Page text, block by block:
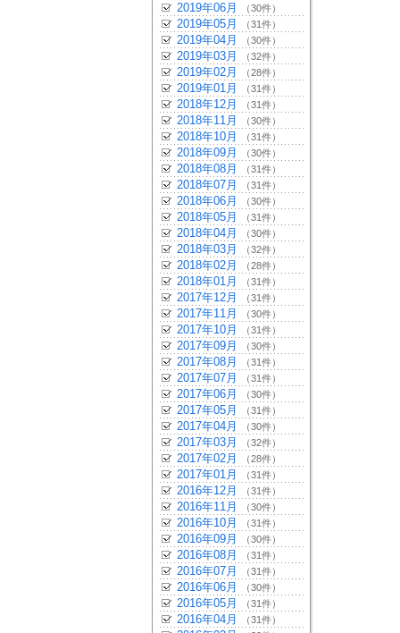
2019年06月 （30件）
2019年05月 （31件）
2019年04月 （30件）
2019年03月 （32件）
2019年02月 （28件）
2019年01月 （31件）
2018年12月 （31件）
2018年11月 （30件）
2018年10月 （31件）
2018年09月 （30件）
2018年08月 （31件）
2018年07月 （31件）
2018年06月 （30件）
2018年05月 （31件）
2018年04月 （30件）
2018年03月 （32件）
2018年02月 （28件）
2018年01月 （31件）
2017年12月 （31件）
2017年11月 （30件）
2017年10月 （31件）
2017年09月 （30件）
2017年08月 （31件）
2017年07月 （31件）
2017年06月 （30件）
2017年05月 （31件）
2017年04月 （30件）
2017年03月 （32件）
2017年02月 （28件）
2017年01月 （31件）
2016年12月 （31件）
2016年11月 （30件）
2016年10月 （31件）
2016年09月 （30件）
2016年08月 （31件）
2016年07月 （31件）
2016年06月 （30件）
2016年05月 （31件）
2016年04月 （31件）